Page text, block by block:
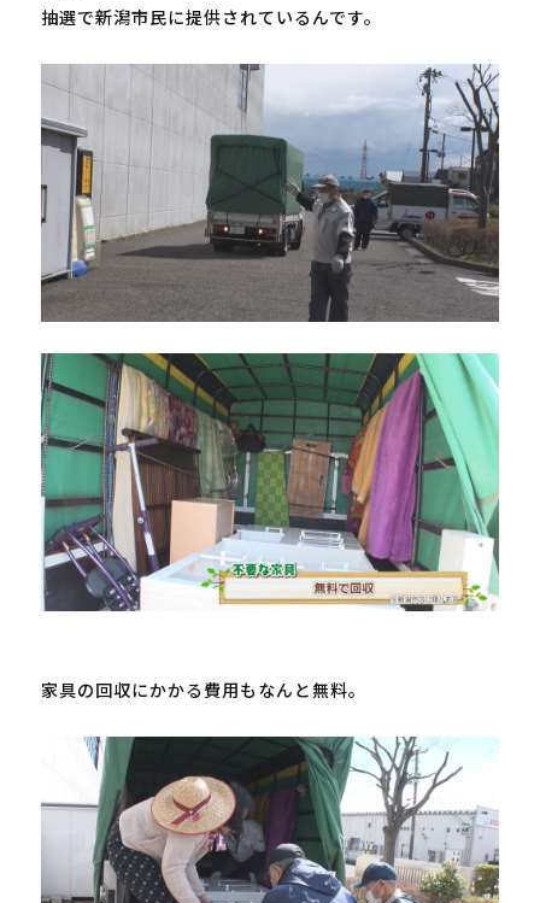
抽選で新潟市民に提供されているんです。
家具の回収にかかる費用もなんと無料。